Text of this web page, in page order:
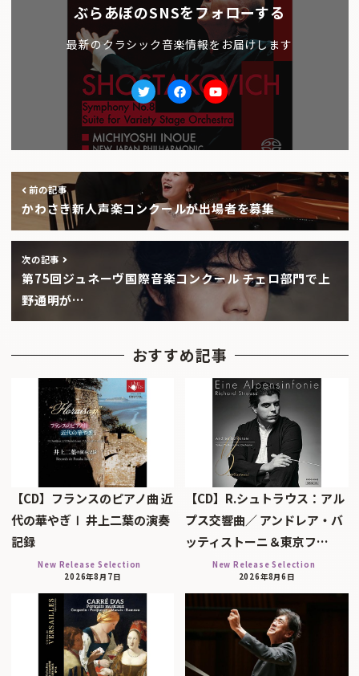
ぶらあぼのSNSをフォローする
最新のクラシック音楽情報をお届けします
TwitterfacebookYoutube
前の記事
かわさき新人声楽コンクールが出場者を募集
次の記事
第75回ジュネーヴ国際音楽コンクール チェロ部門で上
野通明が…
おすすめ記事
【CD】フランスのピアノ曲 近
代の華やぎⅠ 井上二葉の演奏
記録
New Release Selection
2026年8月7日
【CD】R.シュトラウス：アル
プス交響曲／ アンドレア・バ
ッティストーニ＆東京フ…
New Release Selection
2026年8月6日